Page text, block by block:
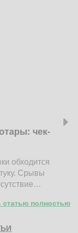
чек-
обходится
Срывы
статью полностью